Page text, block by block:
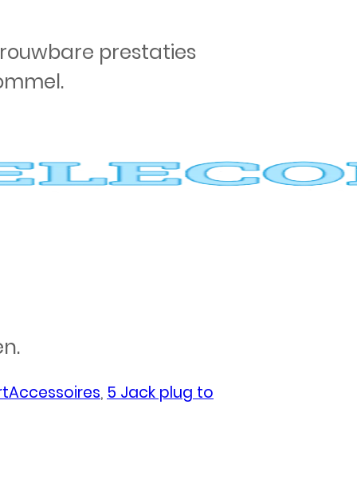
prestaties
,5 Jack plug to